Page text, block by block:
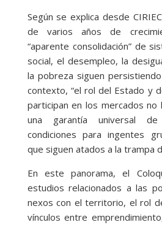
Según se explica desde
de varios años de
“aparente consolidación” de
social, el desempleo, la
la pobreza siguen
contexto, “el rol del Estado y
participan en los mercados no
una garantía universal
condiciones para ingentes
que siguen atados a la trampa
En este panorama, el
estudios relacionados a las
nexos con el territorio, el rol
vínculos entre